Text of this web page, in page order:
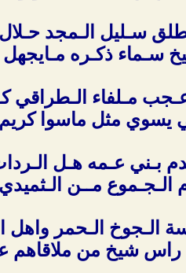
سـليل الـمجد
سـماء ذكـره مـايجهل
عـجب مـلفاء
يسوي مثل ماسوا
بـني عـمه هـل
الـجـموع مــن
الـجوخ الـحمر
راس شيخ من ملاقاهم